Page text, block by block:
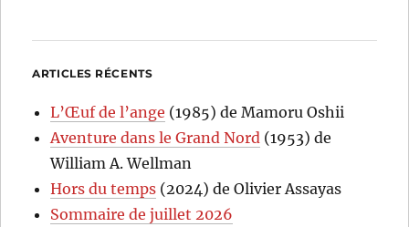
ARTICLES RÉCENTS
L’Œuf de l’ange (1985) de Mamoru Oshii
Aventure dans le Grand Nord (1953) de
William A. Wellman
Hors du temps (2024) de Olivier Assayas
Sommaire de juillet 2026